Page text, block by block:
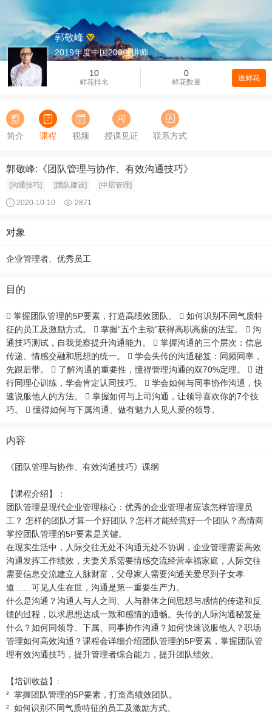
10
鲜花排名
0
鲜花数量 送鲜花
郭敬峰
2019年度中国200强讲师
简介 课程 视频 授课见证 联系方式
郭敬峰:《团队管理与协作、有效沟通技巧》
[沟通技巧] [团队建设] [中层管理]
2020-10-10 2871
对象
企业管理者、优秀员工
目的
 掌握团队管理的5P要素，打造高绩效团队。  如何识别不同气质特
征的员工及激励方式。  掌握“五个主动”获得高职高薪的法宝。  沟
通技巧测试，自我觉察提升沟通能力。  掌握沟通的三个层次：信息
传递、情感交融和思想的统一。  学会失传的沟通秘笈：同频同率，
先跟后带。  了解沟通的重要性，懂得管理沟通的双70%定理。  进
行同理心训练，学会肯定认同技巧。  学会如何与同事协作沟通，快
速说服他人的方法。  掌握如何与上司沟通，让领导喜欢你的7个技
巧。  懂得如何与下属沟通、做有魅力人见人爱的领导。
内容
《团队管理与协作、有效沟通技巧》课纲
【课程介绍】：
团队管理是现代企业管理核心：优秀的企业管理者应该怎样管理员
工？ 怎样的团队才算一个好团队？怎样才能经营好一个团队？高情商
掌控团队管理的5P要素是关键。
在现实生活中，人际交往无处不沟通无处不协调，企业管理需要高效
沟通发挥工作绩效，夫妻关系需要情感交流经营幸福家庭，人际交往
需要信息交流建立人脉财富，父母家人需要沟通关爱尽到子女孝
道……可见人生在世，沟通是第一重要生产力。
什么是沟通？沟通人与人之间、人与群体之间思想与感情的传递和反
馈的过程，以求思想达成一致和感情的通畅。失传的人际沟通秘笈是
什么？如何同领导、下属、同事协作沟通？如何快速说服他人？职场
管理如何高效沟通？课程会详细介绍团队管理的5P要素，掌握团队管
理有效沟通技巧，提升管理者综合能力，提升团队绩效。
【培训收益】:
² 掌握团队管理的5P要素，打造高绩效团队。
² 如何识别不同气质特征的员工及激励方式。